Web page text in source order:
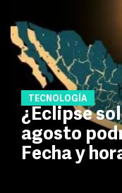
TECNOLOGÍA
¿Eclipse
agosto
Fecha y